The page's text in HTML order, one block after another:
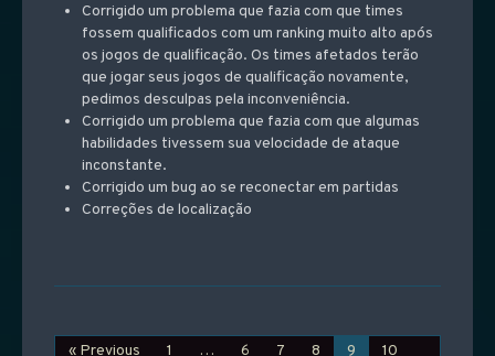
Corrigido um problema que fazia com que times
fossem qualificados com um ranking muito alto após
os jogos de qualificação. Os times afetados terão
que jogar seus jogos de qualificação novamente,
pedimos desculpas pela inconveniência.
Corrigido um problema que fazia com que algumas
habilidades tivessem sua velocidade de ataque
inconstante.
Corrigido um bug ao se reconectar em partidas
Correções de localização
« Previous 1 … 6 7 8 9 10